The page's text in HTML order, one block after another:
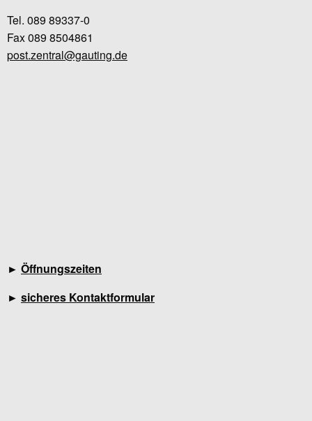
Tel. 089 89337-0
Fax 089 8504861
post.zentral@gauting.de
► Öffnungszeiten
► sicheres Kontaktformular